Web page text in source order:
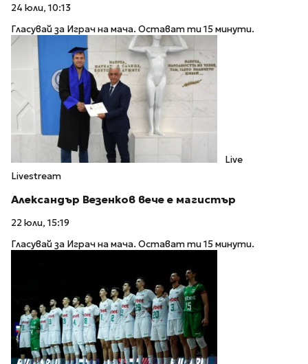
24 юли, 10:13
Гласувай за Играч на мача. Остават ти 15 минути.
Live
Livestream
Александър Везенков вече е магистър
22 юли, 15:19
Гласувай за Играч на мача. Остават ти 15 минути.